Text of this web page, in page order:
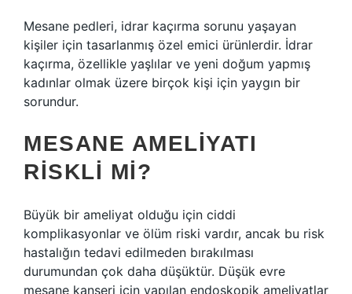
Mesane pedleri, idrar kaçırma sorunu yaşayan
kişiler için tasarlanmış özel emici ürünlerdir. İdrar
kaçırma, özellikle yaşlılar ve yeni doğum yapmış
kadınlar olmak üzere birçok kişi için yaygın bir
sorundur.
MESANE AMELIYATI
RISKLI MI?
Büyük bir ameliyat olduğu için ciddi
komplikasyonlar ve ölüm riski vardır, ancak bu risk
hastalığın tedavi edilmeden bırakılması
durumundan çok daha düşüktür. Düşük evre
mesane kanseri için yapılan endoskopik ameliyatlar